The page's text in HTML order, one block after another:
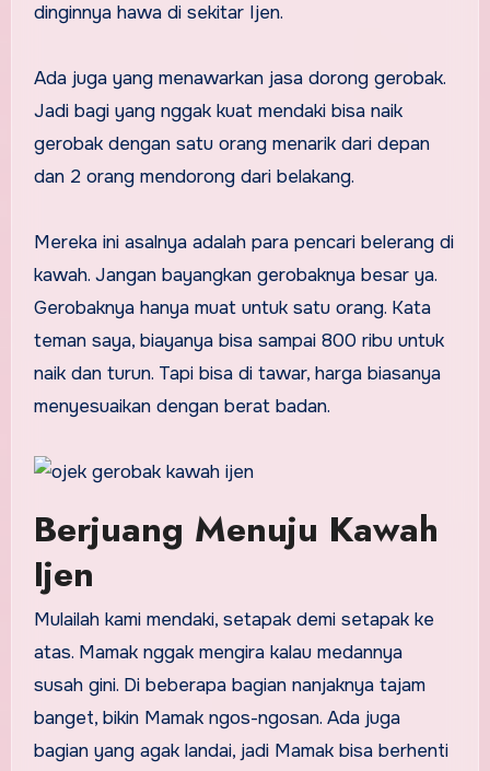
dinginnya hawa di sekitar Ijen.
Ada juga yang menawarkan jasa dorong gerobak.
Jadi bagi yang nggak kuat mendaki bisa naik
gerobak dengan satu orang menarik dari depan
dan 2 orang mendorong dari belakang.
Mereka ini asalnya adalah para pencari belerang di
kawah. Jangan bayangkan gerobaknya besar ya.
Gerobaknya hanya muat untuk satu orang. Kata
teman saya, biayanya bisa sampai 800 ribu untuk
naik dan turun. Tapi bisa di tawar, harga biasanya
menyesuaikan dengan berat badan.
Berjuang Menuju Kawah
Ijen
Mulailah kami mendaki, setapak demi setapak ke
atas. Mamak nggak mengira kalau medannya
susah gini. Di beberapa bagian nanjaknya tajam
banget, bikin Mamak ngos-ngosan. Ada juga
bagian yang agak landai, jadi Mamak bisa berhenti